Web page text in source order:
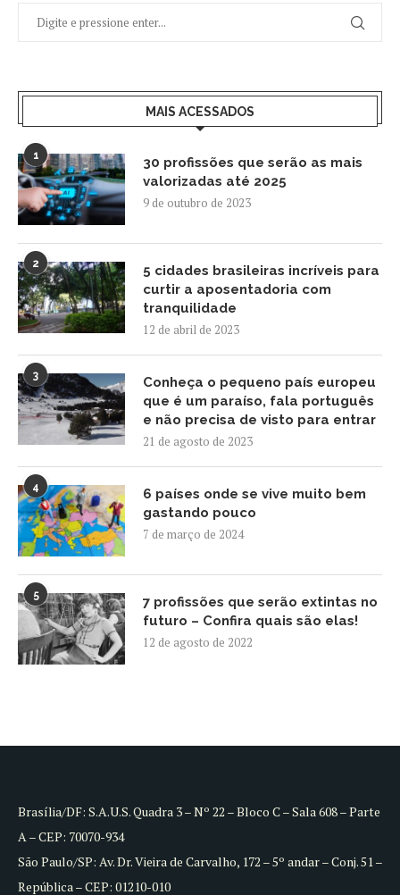
MAIS ACESSADOS
1
30 profissões que serão as mais
valorizadas até 2025
9 de outubro de 2023
2
5 cidades brasileiras incríveis para
curtir a aposentadoria com
tranquilidade
12 de abril de 2023
3
Conheça o pequeno país europeu
que é um paraíso, fala português
e não precisa de visto para entrar
21 de agosto de 2023
4
6 países onde se vive muito bem
gastando pouco
7 de março de 2024
5
7 profissões que serão extintas no
futuro – Confira quais são elas!
12 de agosto de 2022
Brasília/DF: S.A.U.S. Quadra 3 – Nº 22 – Bloco C – Sala 608 – Parte
A – CEP: 70070-934
São Paulo/SP: Av. Dr. Vieira de Carvalho, 172 – 5º andar – Conj. 51 –
República – CEP: 01210-010